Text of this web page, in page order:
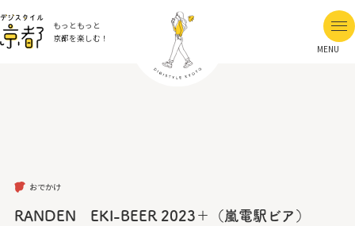
もっともっと
京都を楽しむ！
MENU
おでかけ
RANDEN EKI-BEER 2023＋（嵐電駅ビア）